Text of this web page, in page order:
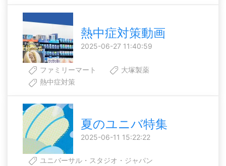
熱中症対策動画
2025-06-27 11:40:59
ファミリーマート
大塚製薬
熱中症対策
夏のユニバ特集
2025-06-11 15:22:22
ユニバーサル・スタジオ・ジャパン